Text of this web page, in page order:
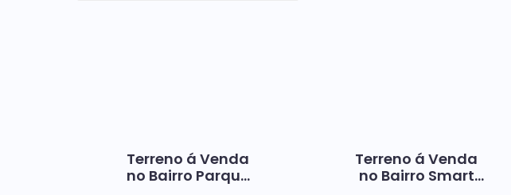
Terreno á Venda
no Bairro Parque
Terreno á Venda
no Bairro Smart